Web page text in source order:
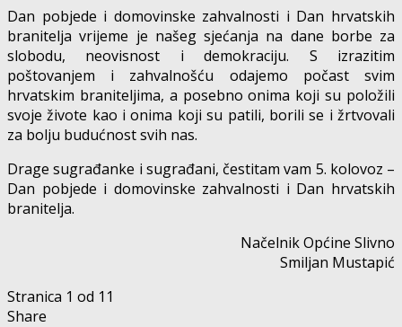
Dan pobjede i domovinske zahvalnosti i Dan hrvatskih
branitelja vrijeme je našeg sjećanja na dane borbe za
slobodu, neovisnost i demokraciju. S izrazitim
poštovanjem i zahvalnošću odajemo počast svim
hrvatskim braniteljima, a posebno onima koji su položili
svoje živote kao i onima koji su patili, borili se i žrtvovali
za bolju budućnost svih nas.
Drage sugrađanke i sugrađani, čestitam vam 5. kolovoz –
Dan pobjede i domovinske zahvalnosti i Dan hrvatskih
branitelja.
Načelnik Općine Slivno
Smiljan Mustapić
Stranica 1 od 1 1
Share